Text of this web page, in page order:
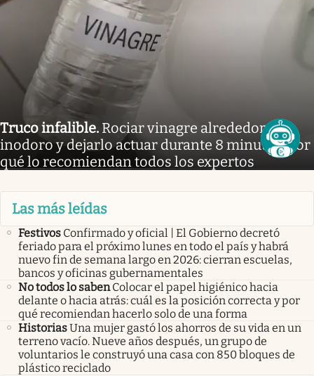
Truco infalible. Rociar vinagre alrededor del
inodoro y dejarlo actuar durante 8 minutos: por
qué lo recomiendan todos los expertos
Las más leídas
Festivos Confirmado y oficial | El Gobierno decretó
feriado para el próximo lunes en todo el país y habrá
nuevo fin de semana largo en 2026: cierran escuelas,
bancos y oficinas gubernamentales
No todos lo saben Colocar el papel higiénico hacia
delante o hacia atrás: cuál es la posición correcta y por
qué recomiendan hacerlo solo de una forma
HistoriasUna mujer gastó los ahorros de su vida en un
terreno vacío. Nueve años después, un grupo de
voluntarios le construyó una casa con 850 bloques de
plástico reciclado